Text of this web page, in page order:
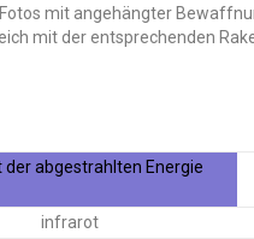
mit angehängter
mit der entsprechenden
der abgestrahlten Energie
infrarot